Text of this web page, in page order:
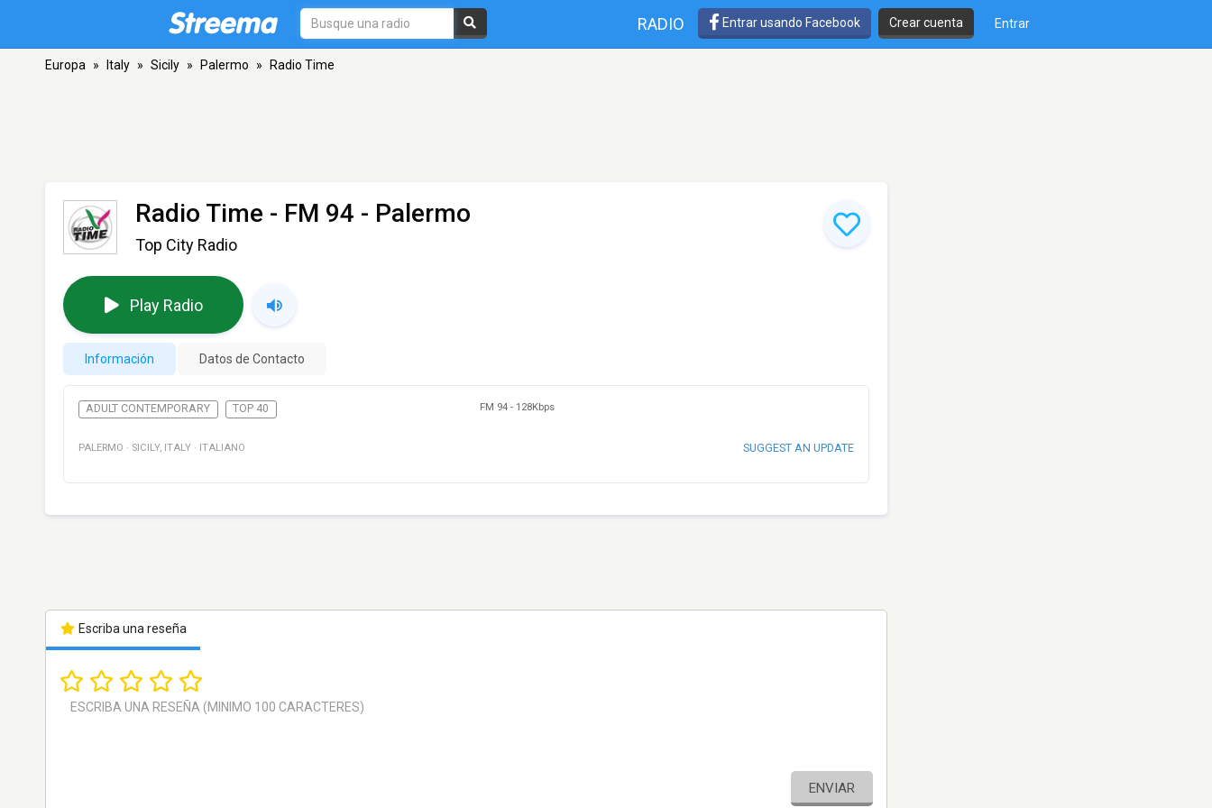
RADIO Entrar usando Facebook Crear cuenta Entrar
Europa » Italy » Sicily » Palermo » Radio Time
Radio Time - FM 94 - Palermo
Top City Radio
Play Radio
Información Datos de Contacto
ADULT CONTEMPORARY TOP 40 FM 94 - 128Kbps
PALERMO · SICILY, ITALY · ITALIANO SUGGEST AN UPDATE
Escriba una reseña
ENVIAR